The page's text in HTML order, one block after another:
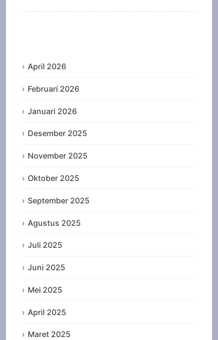
April 2026
Februari 2026
Januari 2026
Desember 2025
November 2025
Oktober 2025
September 2025
Agustus 2025
Juli 2025
Juni 2025
Mei 2025
April 2025
Maret 2025